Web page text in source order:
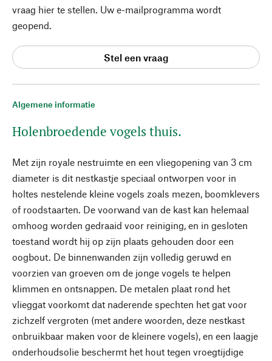
Algemene informatie
Holenbroedende vogels thuis.
Met zijn royale nestruimte en een vliegopening van 3 cm
diameter is dit nestkastje speciaal ontworpen voor in
holtes nestelende kleine vogels zoals mezen, boomklevers
of roodstaarten. De voorwand van de kast kan helemaal
omhoog worden gedraaid voor reiniging, en in gesloten
toestand wordt hij op zijn plaats gehouden door een
oogbout. De binnenwanden zijn volledig geruwd en
voorzien van groeven om de jonge vogels te helpen
klimmen en ontsnappen. De metalen plaat rond het
vlieggat voorkomt dat naderende spechten het gat voor
zichzelf vergroten (met andere woorden, deze nestkast
onbruikbaar maken voor de kleinere vogels), en een laagje
onderhoudsolie beschermt het hout tegen vroegtijdige
vraag hier te stellen. Uw e-mailprogramma wordt
geopend.
Stel een vraag